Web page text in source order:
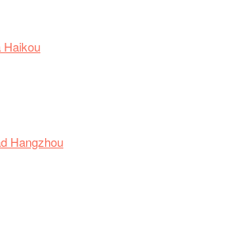
Haikou
Hangzhou